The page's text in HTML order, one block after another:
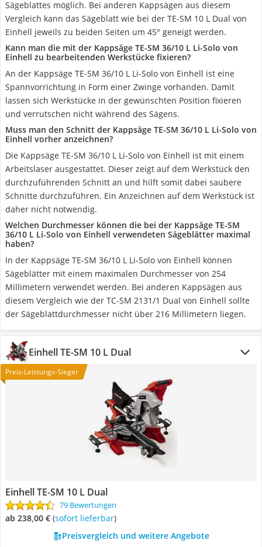
Sägeblattes möglich. Bei anderen Kappsägen aus diesem
Vergleich kann das Sägeblatt wie bei der TE-SM 10 L Dual von
Einhell jeweils zu beiden Seiten um 45° geneigt werden.
Kann man die mit der Kappsäge TE-SM 36/10 L Li-Solo von
Einhell zu bearbeitenden Werkstücke fixieren?
An der Kappsäge TE-SM 36/10 L Li-Solo von Einhell ist eine
Spannvorrichtung in Form einer Zwinge vorhanden. Damit
lassen sich Werkstücke in der gewünschten Position fixieren
und verrutschen nicht während des Sägens.
Muss man den Schnitt der Kappsäge TE-SM 36/10 L Li-Solo von
Einhell vorher anzeichnen?
Die Kappsäge TE-SM 36/10 L Li-Solo von Einhell ist mit einem
Arbeitslaser ausgestattet. Dieser zeigt auf dem Werkstück den
durchzuführenden Schnitt an und hilft somit dabei saubere
Schnitte durchzuführen. Ein Anzeichnen auf dem Werkstück ist
daher nicht notwendig.
Welchen Durchmesser können die bei der Kappsäge TE-SM
36/10 L Li-Solo von Einhell verwendeten Sägeblätter maximal
haben?
In der Kappsäge TE-SM 36/10 L Li-Solo von Einhell können
Sägeblätter mit einem maximalen Durchmesser von 254
Millimetern verwendet werden. Bei anderen Kappsägen aus
diesem Vergleich wie der TC-SM 2131/1 Dual von Einhell sollte
der Sägeblattdurchmesser nicht über 216 Millimetern liegen.
Einhell TE-SM 10 L Dual
Preis-Leistungs-Sieger
Einhell TE-SM 10 L Dual
79 Bewertungen
ab 238,00 € ( Sofort lieferbar)
Preisvergleich und weitere Angebote